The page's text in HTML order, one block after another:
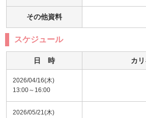
その他資料
スケジュール
日 時 カ
2026/04/16(木)
13:00～16:00
2026/05/21(木)